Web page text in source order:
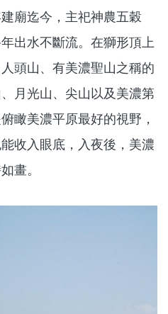
廟迄今，主祀神農五穀
出水不斷流。在獅形頂上
頭山、有美濃聖山之稱的
月光山、尖山以及美濃第
瞰美濃平原最好的視野，
收入眼底，入夜後，美濃
畫。